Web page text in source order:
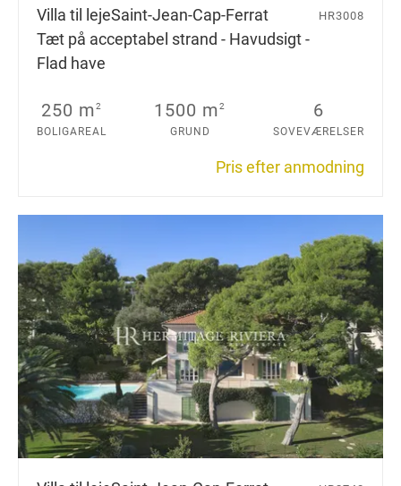
Villa til lejeSaint-Jean-Cap-Ferrat
Tæt på acceptabel strand - Havudsigt -
Flad have
HR3008
250 m2
BOLIGAREAL
1500 m2
GRUND
6
SOVEVÆRELSER
Pris efter anmodning